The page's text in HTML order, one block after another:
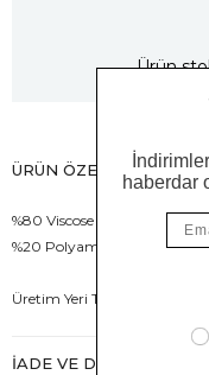
Ürün
ÜRÜN ÖZELLIKLERI
%80 Viscose
%20 Polyamid
Üretim Yeri Türkiye
İADE VE DEĞIŞIM